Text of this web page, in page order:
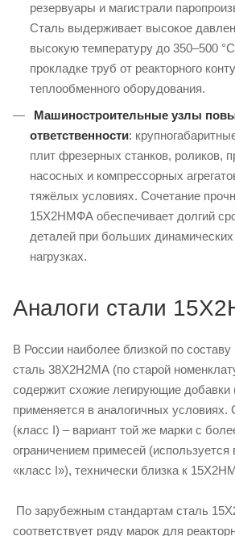
резервуары и магистрали
Сталь выдерживает высокое
высокую температуру до 350–500
прокладке труб от реакторного
теплообменного оборудования.
Машиностроительные узлы
ответственности:
плит фрезерных станков, роликов,
насосных и компрессорных
тяжёлых условиях. Сочетание
15Х2НМФА обеспечивает долгий
деталей при больших динамических
нагрузках.
Аналоги стали
В России наиболее близкой по составу
сталь 38Х2Н2МА (по старой
содержит схожие легирующие добавки
применяется в аналогичных
(класс I) – вариант той же марки с
ограничением примесей
«класс I»), технически близка к
По зарубежным стандартам сталь
соответствует ряду марок для